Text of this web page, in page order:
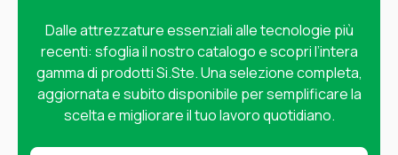
Dalle attrezzature essenziali alle tecnologie più
recenti: sfoglia il nostro catalogo e scopri l’intera
gamma di prodotti Si.Ste. Una selezione completa,
aggiornata e subito disponibile per semplificare la
scelta e migliorare il tuo lavoro quotidiano.